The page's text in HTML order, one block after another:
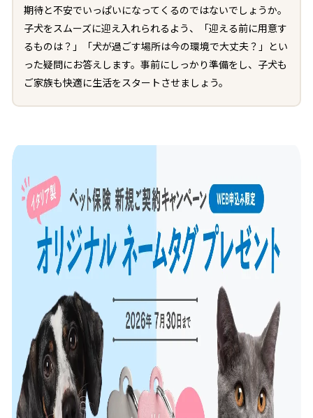
期待と不安でいっぱいになってくるのではないでしょうか。
子犬をスムーズに迎え入れられるよう、「迎える前に用意す
るものは？」「犬が過ごす場所は今の環境で大丈夫？」とい
った疑問にお答えします。事前にしっかり準備をし、子犬も
ご家族も快適に生活をスタートさせましょう。